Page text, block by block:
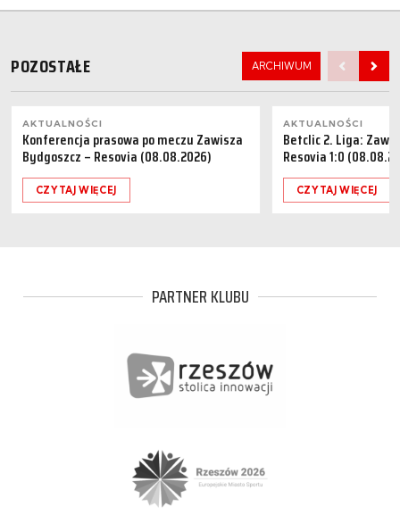
POZOSTAŁE ARCHIWUM
AKTUALNOŚCI
Konferencja prasowa po meczu Zawisza
Bydgoszcz – Resovia (08.08.2026)
CZYTAJ WIĘCEJ
AKTUALNOŚCI
Betclic 2. Liga:
Resovia 1:0
CZYTAJ WIĘCEJ
PARTNER KLUBU